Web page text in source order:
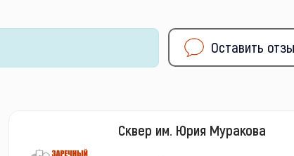
Оставить
Сквер им. Юрия Муракова